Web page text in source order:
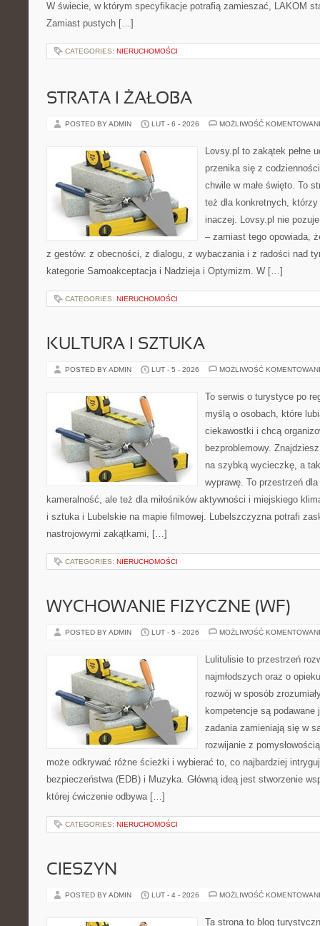
W świecie, w którym specyfikacje potrafią zamieszać, LAKOM
Zamiast pustych […]
CATEGORIES: NIERUCHOMOŚCI
STRATA I ŻAŁOBA
POSTED BY ADMIN LUT - 6 - 2026 MOŻLIWOŚĆ
Lovsy.pl to zakątek pełne
przenika się z
chwile w małe święto. To
też dla konkretnych, którzy
inaczej. Lovsy.pl nie
– zamiast tego opowiada,
z gestów: z obecności, z dialogu, z wybaczania i z radości nad
kategorie Samoakceptacja i Nadzieja i Optymizm. W […]
CATEGORIES: NIERUCHOMOŚCI
KULTURA I SZTUKA
POSTED BY ADMIN LUT - 5 - 2026 MOŻLIWOŚĆ
To serwis o turystyce po
myślą o osobach, które
ciekawostki i chcą
bezproblemowy.
na szybką wycieczkę, a
wyprawę. To przestrzeń
kameralność, ale też dla miłośników aktywności i miejskiego
i sztuka i Lubelskie na mapie filmowej. Lubelszczyzna potrafi
nastrojowymi zakątkami, […]
CATEGORIES: NIERUCHOMOŚCI
WYCHOWANIE FIZYCZNE (WF)
POSTED BY ADMIN LUT - 5 - 2026 MOŻLIWOŚĆ
Lulitulisie to przestrzeń
najmłodszych oraz o
rozwój w sposób
kompetencje są
zadania zamieniają się w
rozwijanie z
może odkrywać różne ścieżki i wybierać to, co najbardziej
bezpieczeństwa (EDB) i Muzyka. Główną ideą jest stworzenie
której ćwiczenie odbywa […]
CATEGORIES: NIERUCHOMOŚCI
CIESZYN
POSTED BY ADMIN LUT - 4 - 2026 MOŻLIWOŚĆ
Ta strona to blog